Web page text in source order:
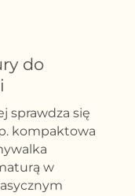
do
sprawdza się
kompaktowa
w